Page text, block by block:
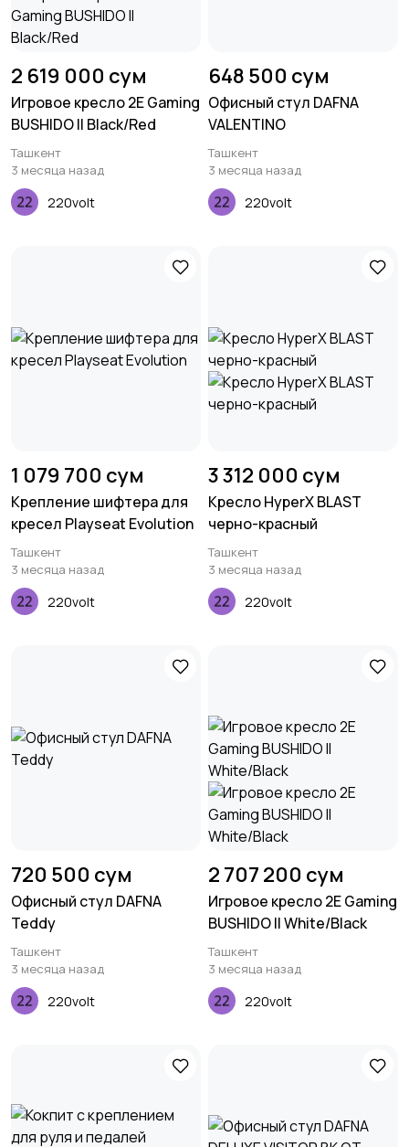
2 619 000 сум
Игровое кресло 2E Gaming
BUSHIDO II Black/Red
Ташкент
3 месяца назад
220volt
648 500 сум
Офисный стул DAFNA
VALENTINO
Ташкент
3 месяца назад
220volt
1 079 700 сум
Крепление шифтера для
кресел Playseat Evolution
Ташкент
3 месяца назад
220volt
3 312 000 сум
Кресло HyperX BLAST
черно-красный
Ташкент
3 месяца назад
220volt
720 500 сум
Офисный стул DAFNA
Teddy
Ташкент
3 месяца назад
220volt
2 707 200 сум
Игровое кресло 2E Gaming
BUSHIDO II White/Black
Ташкент
3 месяца назад
220volt